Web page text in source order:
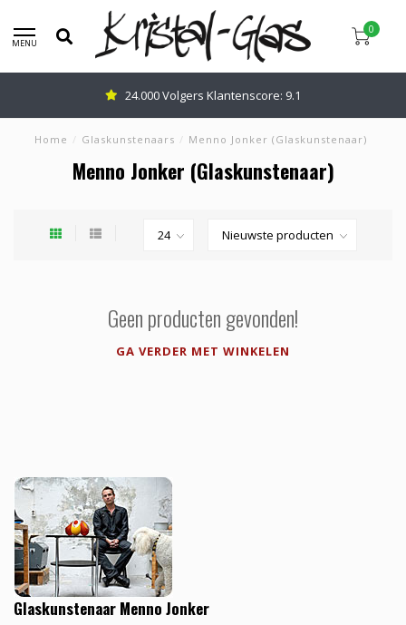
MENU
0
24.000 Volgers Klantenscore: 9.1
Home / Glaskunstenaars / Menno Jonker (Glaskunstenaar)
Menno Jonker (Glaskunstenaar)
Geen producten gevonden!
GA VERDER MET WINKELEN
Glaskunstenaar Menno Jonker